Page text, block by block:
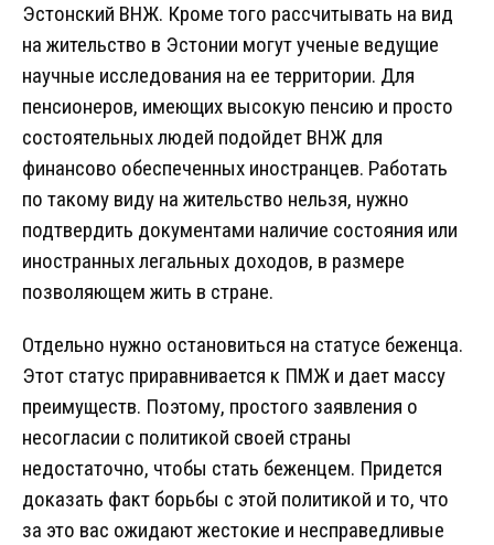
Эстонский ВНЖ. Кроме того рассчитывать на вид
на жительство в Эстонии могут ученые ведущие
научные исследования на ее территории. Для
пенсионеров, имеющих высокую пенсию и просто
состоятельных людей подойдет ВНЖ для
финансово обеспеченных иностранцев. Работать
по такому виду на жительство нельзя, нужно
подтвердить документами наличие состояния или
иностранных легальных доходов, в размере
позволяющем жить в стране.
Отдельно нужно остановиться на статусе беженца.
Этот статус приравнивается к ПМЖ и дает массу
преимуществ. Поэтому, простого заявления о
несогласии с политикой своей страны
недостаточно, чтобы стать беженцем. Придется
доказать факт борьбы с этой политикой и то, что
за это вас ожидают жестокие и несправедливые